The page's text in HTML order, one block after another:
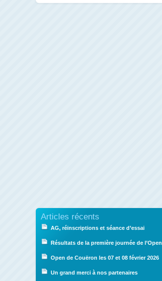
Articles récents
AG, réinscriptions et séance d’essai
Résultats de la première journée de l’Open
Open de Couëron les 07 et 08 février 2026
Un grand merci à nos partenaires